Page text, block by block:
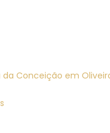
Conceição em